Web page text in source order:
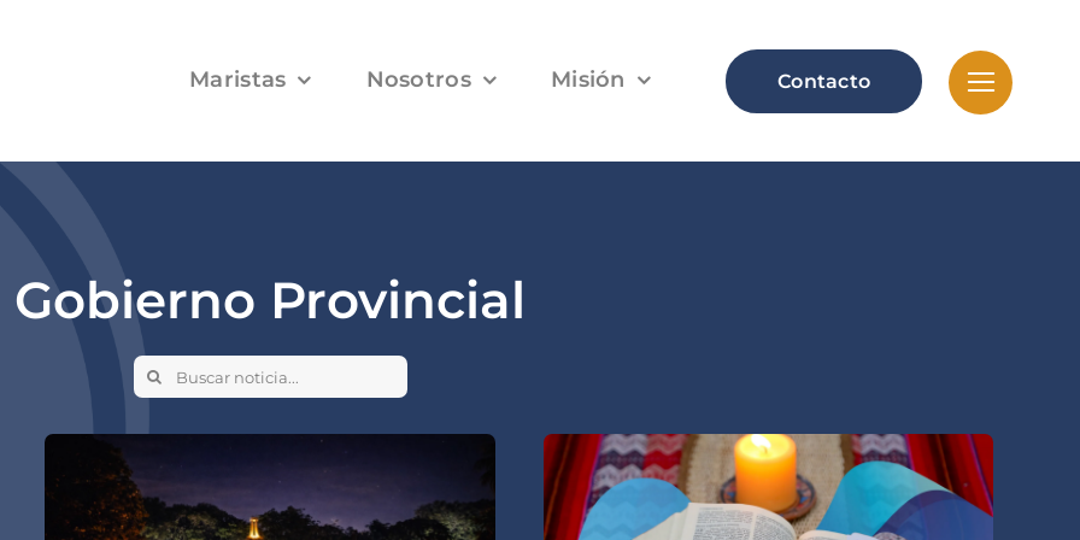
Maristas Nosotros Misión Contacto
Gobierno Provincial
Search
for: